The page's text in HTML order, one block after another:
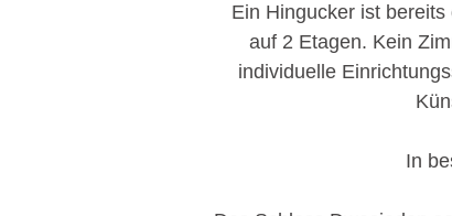
Ein Hingucker ist
auf 2 Etagen. Kein
individuelle
In